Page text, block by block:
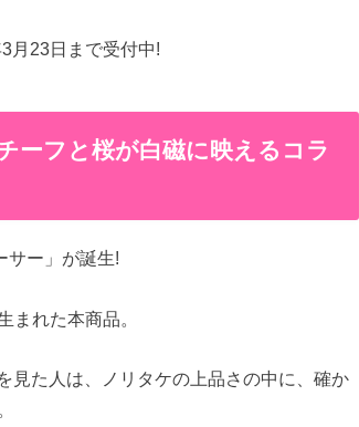
月23日まで受付中!
ーフと桜が白磁に映えるコラ
サー」が誕生!
まれた本商品。
見た人は、ノリタケの上品さの中に、確か